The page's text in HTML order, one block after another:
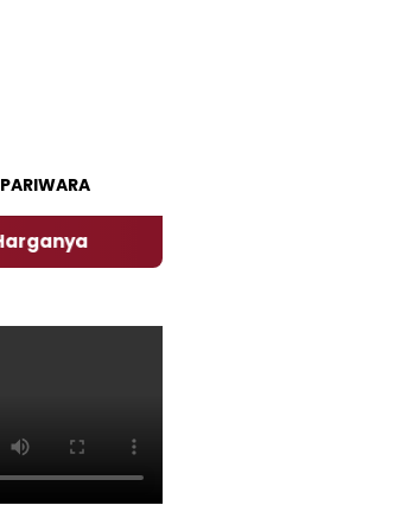
PARIWARA
‎Nasirun Maestro Lukis Pemadu